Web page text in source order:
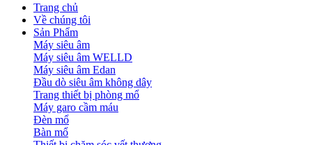
Trang chủ
Về chúng tôi
Sản Phẩm
Máy siêu âm
Máy siêu âm WELLD
Máy siêu âm Edan
Đầu dò siêu âm không dây
Trang thiết bị phòng mổ
Máy garo cầm máu
Đèn mổ
Bàn mổ